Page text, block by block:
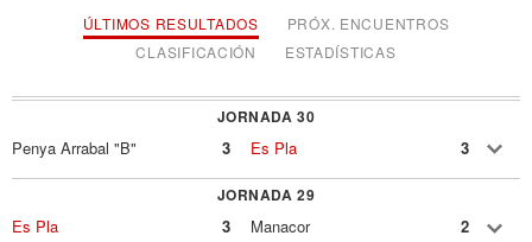
ÚLTIMOS RESULTADOS
PRÓX. ENCUENTROS
CLASIFICACIÓN
ESTADÍSTICAS
JORNADA 30
Penya Arrabal "B" 3 Es Pla 3
JORNADA 29
Es Pla 3 Manacor 2